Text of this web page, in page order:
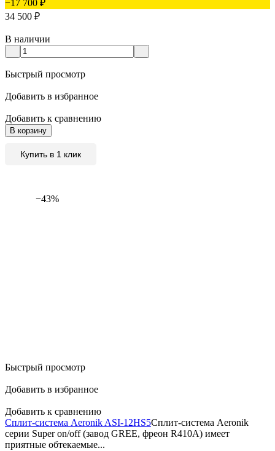
−17 700 ₽
34 500 ₽
В наличии
Быстрый просмотр
Добавить в избранное
Добавить к сравнению
В корзину
Купить в 1 клик
−43%
Быстрый просмотр
Добавить в избранное
Добавить к сравнению
Сплит-система Aeronik ASI-12HS5Сплит-система Aeronik
серии Super on/off (завод GREE, фреон R410A) имеет
приятные обтекаемые...